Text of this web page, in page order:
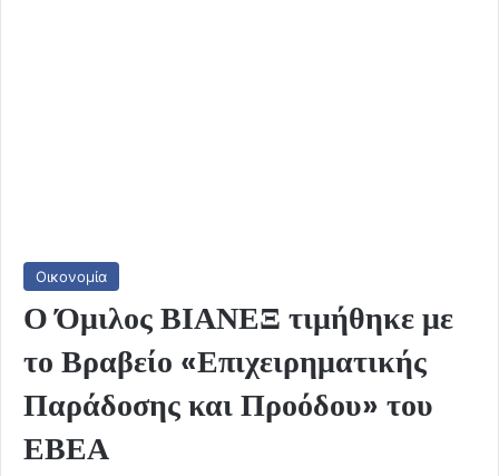
Οικονομία
Ο Όμιλος ΒΙΑΝΕΞ τιμήθηκε με
το Βραβείο «Επιχειρηματικής
Παράδοσης και Προόδου» του
ΕΒΕΑ